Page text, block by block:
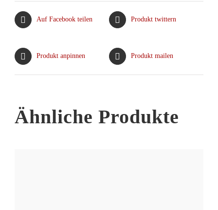
Auf Facebook teilen Produkt twittern
Produkt anpinnen Produkt mailen
Ähnliche Produkte